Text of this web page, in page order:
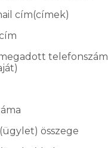
cím(címek)
telefonszám
összege